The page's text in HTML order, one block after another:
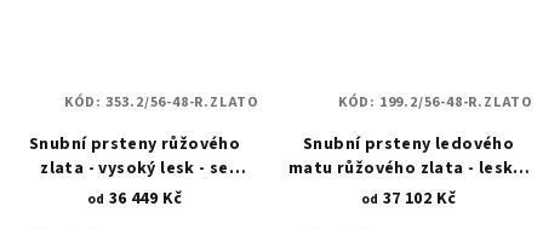
Snubní prsteny růžového
zlata - vysoký lesk - se
zirkony 353.2
od 36 449 Kč
KÓD: 353.2/56-48-R.ZLATO
Snubní prsteny ledového
matu růžového zlata - lesklá
rýha se zirkonem 199.2
od 37 102 Kč
KÓD: 199.2/56-48-R.ZLATO